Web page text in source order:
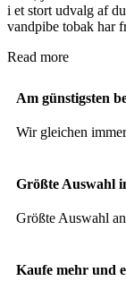
i et stort udvalg af
vandpibe tobak har
Read more
Am günstigsten
Wir gleichen
Größte Auswahl
Größte Auswahl
Kaufe mehr und